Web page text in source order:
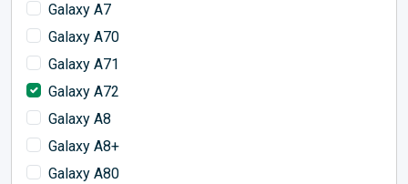
Galaxy A7
Galaxy A70
Galaxy A71
Galaxy A72
Galaxy A8
Galaxy A8+
Galaxy A80